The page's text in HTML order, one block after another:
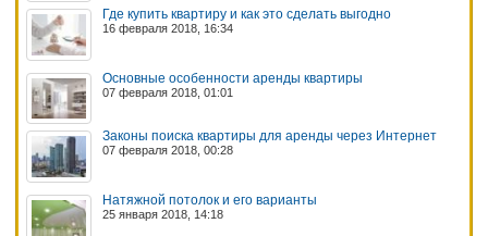
Где купить квартиру и как это сделать выгодно
16 февраля 2018, 16:34
Основные особенности аренды квартиры
07 февраля 2018, 01:01
Законы поиска квартиры для аренды через Интернет
07 февраля 2018, 00:28
Натяжной потолок и его варианты
25 января 2018, 14:18